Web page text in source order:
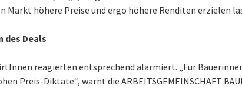
Markt höhere Preise und ergo höhere Renditen erzielen
des Deals
reagierten entsprechend alarmiert. „Für
Preis-Diktate“, warnt die ARBEITSGEMEINSCHAFT